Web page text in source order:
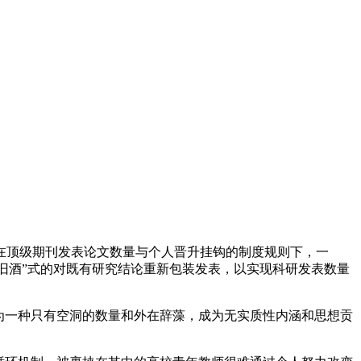
级期刊发表论文数量与个人晋升挂钩的制度规则下，一
”式的对既有研究结论重新包装发表，以实现科研发表数量
只有空洞的数量和外在辞藻，成为无实质性内涵和思想贡